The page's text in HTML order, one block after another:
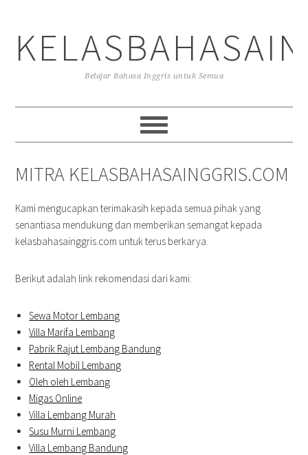
primary
navigation
main
content
primary
sidebar
Belajar Bahasa Inggris untuk Semua
MITRA KELASBAHASAINGGRIS.COM
Kami mengucapkan terimakasih kepada semua pihak yang
senantiasa mendukung dan memberikan semangat kepada
kelasbahasainggris.com untuk terus berkarya.
Berikut adalah link rekomendasi dari kami:
Sewa Motor Lembang
Villa Marifa Lembang
Pabrik Rajut Lembang Bandung
Rental Mobil Lembang
Oleh oleh Lembang
Migas Online
Villa Lembang Murah
Susu Murni Lembang
Villa Lembang Bandung